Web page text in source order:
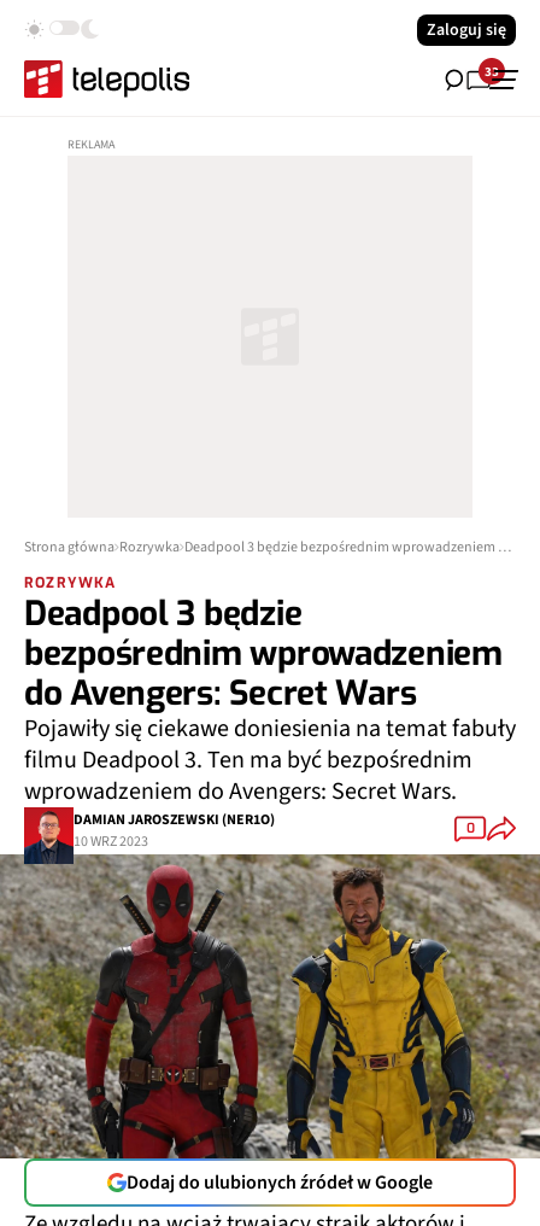
Zaloguj się
33
Strona główna Rozrywka Deadpool 3 będzie bezpośrednim wprowadzeniem do Avengers: Secret Wars
ROZRYWKA
Deadpool 3 będzie
bezpośrednim wprowadzeniem
do Avengers: Secret Wars
Pojawiły się ciekawe doniesienia na temat fabuły
filmu Deadpool 3. Ten ma być bezpośrednim
wprowadzeniem do Avengers: Secret Wars.
DAMIAN JAROSZEWSKI (NER1O)
10 WRZ 2023
0
Dodaj do ulubionych źródeł w Google